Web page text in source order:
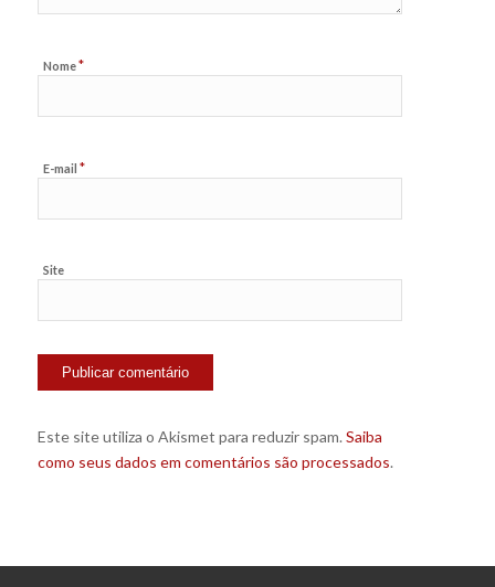
Nome*
E-mail *
Site
Este site utiliza o Akismet para reduzir spam. Saiba
como seus dados em comentários são processados.